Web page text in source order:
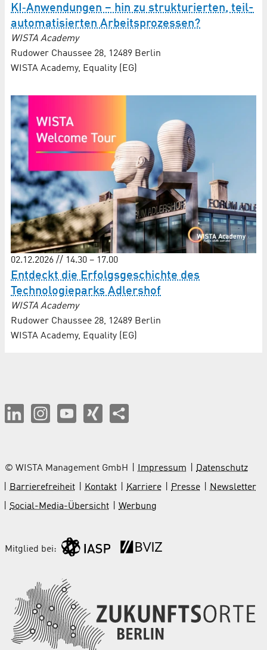
KI‑Anwendungen – hin zu strukturierten, teil­
auto­ma­ti­sierten Arbeits­prozessen?
WISTA Academy
Rudower Chaussee 28, 12489 Berlin
WISTA Academy, Equality (EG)
02.12.2026 // 14.30 – 17.00
Entdeckt die Erfolgsgeschichte des
Technologieparks Adlershof
WISTA Academy
Rudower Chaussee 28, 12489 Berlin
WISTA Academy, Equality (EG)
© WISTA Management GmbH Impressum
Datenschutz
Barrierefreiheit
Kontakt Karriere Presse
Newsletter
Social-Media-Übersicht
Werbung
Mitglied bei: